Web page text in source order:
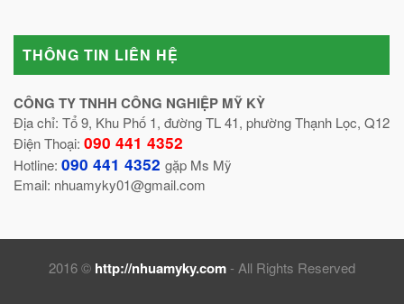
THÔNG TIN LIÊN HỆ
CÔNG TY TNHH CÔNG NGHIỆP MỸ KỲ
Địa chỉ: Tổ 9, Khu Phố 1, đường TL 41, phường Thạnh Lọc, Q12
Điện Thoại: 090 441 4352
Hotline: 090 441 4352 gặp Ms Mỹ
Email: nhuamyky01@gmail.com
2016 © http://nhuamyky.com- All Rights Reserved